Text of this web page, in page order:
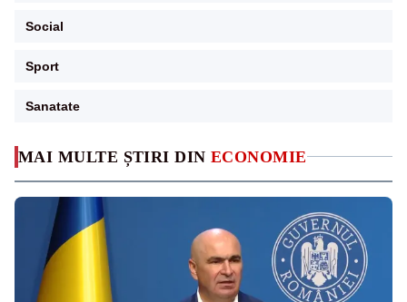
MAI MULTE ȘTIRI DIN ECONOMIE
Social
Sport
Sanatate